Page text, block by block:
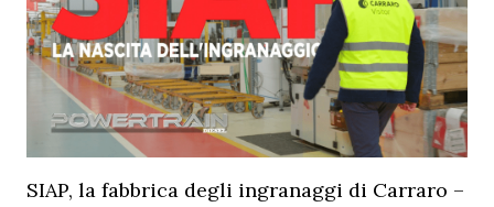
SIAP, la fabbrica degli ingranaggi di Carraro –